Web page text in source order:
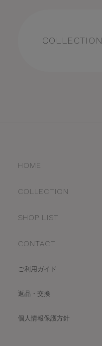
COLLECTION
HOME
COLLECTION
SHOP LIST
CONTACT
ご利用ガイド
返品・交換
個人情報保護方針